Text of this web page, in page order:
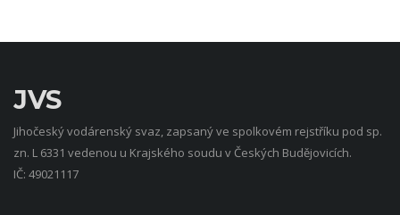
JVS
Jihočeský vodárenský svaz, zapsaný ve spolkovém rejstříku pod sp.
zn. L 6331 vedenou u Krajského soudu v Českých Budějovicích.
IČ: 49021117